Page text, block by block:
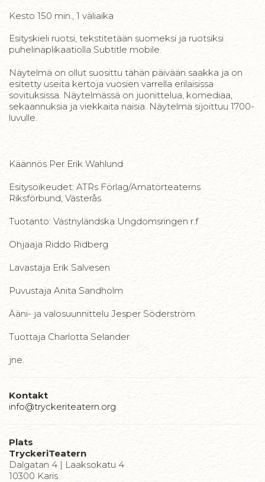
Kesto 150 min., 1 väliaika
Esityskieli ruotsi, tekstitetään suomeksi ja ruotsiksi
puhelinaplikaatiolla Subtitle mobile.
Näytelmä on ollut suosittu tähän päivään saakka ja on
esitetty useita kertoja vuosien varrella erilaisissa
sovituksissa. Näytelmässä on juonittelua, komediaa,
sekaannuksia ja viekkaita naisia. Näytelmä sijoittuu 1700-
luvulle.
Käännös Per Erik Wahlund
Esitysoikeudet: ATRs Förlag/Amatörteaterns
Riksförbund, Västerås
Tuotanto: Västnyländska Ungdomsringen r.f
Ohjaaja Riddo Ridberg
Lavastaja Erik Salvesen
Puvustaja Anita Sandholm
Ääni- ja valosuunnittelu Jesper Söderström
Tuottaja Charlotta Selander
jne.
Kontakt
info@tryckeriteatern.org
Plats
TryckeriTeatern
Dalgatan 4 | Laaksokatu 4
10300 Karis